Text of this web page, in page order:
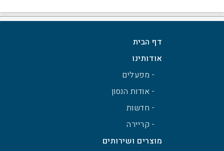
דף הבית
אודותינו
- מפעלים
- אודות הנסון
- חדשות
- קריירה
מוצרים ושירותים